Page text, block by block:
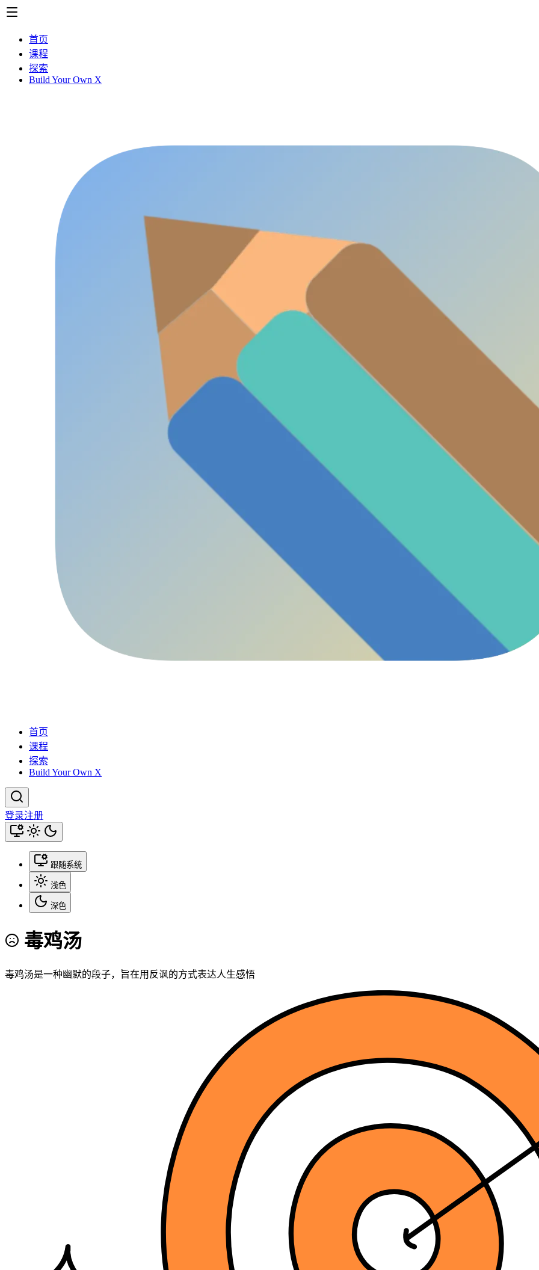
首页
课程
探索
Build Your Own X
首页
课程
探索
Build Your Own X
登录注册
跟随系统
浅色
深色
毒鸡汤
毒鸡汤是一种幽默的段子，旨在用反讽的方式表达人生感悟